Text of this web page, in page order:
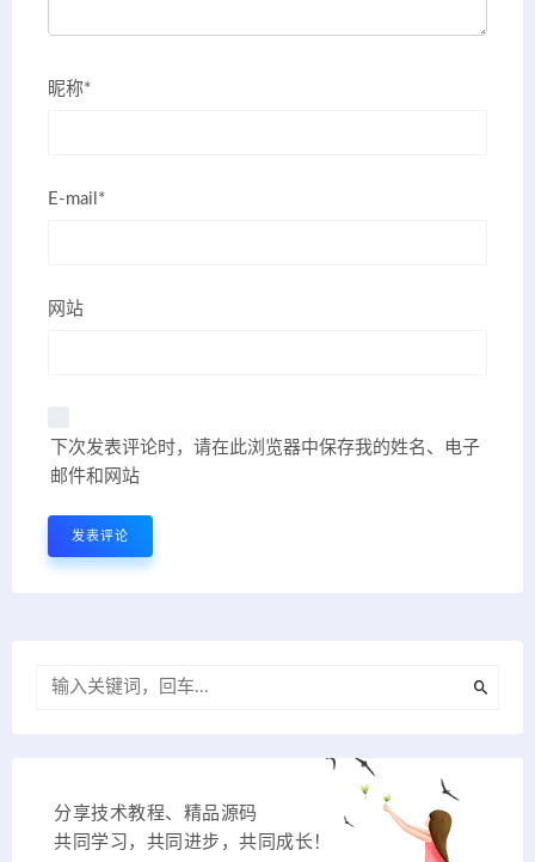
昵称*
E-mail*
网站
下次发表评论时，请在此浏览器中保存我的姓名、电子
邮件和网站
分享技术教程、精品源码
共同学习，共同进步，共同成长！